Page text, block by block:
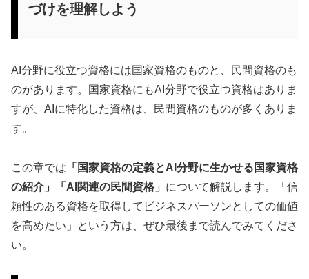
づけを理解しよう
AI分野に役立つ資格には国家資格のものと、民間資格のも
のがあります。国家資格にもAI分野で役立つ資格はありま
すが、AIに特化した資格は、民間資格のものが多くありま
す。
この章では 「国家資格の定義とAI分野に生かせる国家資格
の紹介」「AI関連の民間資格」 について解説します。「信
頼性のある資格を取得してビジネスパーソンとしての価値
を高めたい」という方は、ぜひ最後まで読んでみてくださ
い。